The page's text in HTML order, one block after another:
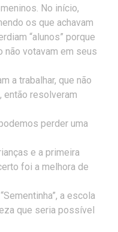
No início,
os que achavam
“alunos” porque
votavam em seus
a trabalhar, que não
então resolveram
perder uma
e a primeira
foi a melhora de
a escola
que seria possível